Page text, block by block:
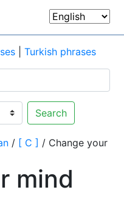
Turkish phrases
Search
/ [ C ] / Change your
mind